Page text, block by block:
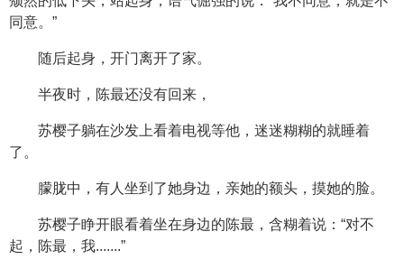
同意。”
随后起身，开门离开了家。
半夜时，陈最还没有回来，
苏樱子躺在沙发上看着电视等他，迷迷糊糊的就睡着
了。
朦胧中，有人坐到了她身边，亲她的额头，摸她的脸。
苏樱子睁开眼看着坐在身边的陈最，含糊着说：“对不
起，陈最，我.......”